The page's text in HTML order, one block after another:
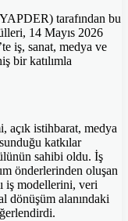
tarafından bu
14 Mayıs 2026
iş, sanat, medya ve
bir katılımla
istihbarat, medya
katkılar
sahibi oldu. İş
önderlerinden oluşan
iş modellerini, veri
dönüşüm alanındaki